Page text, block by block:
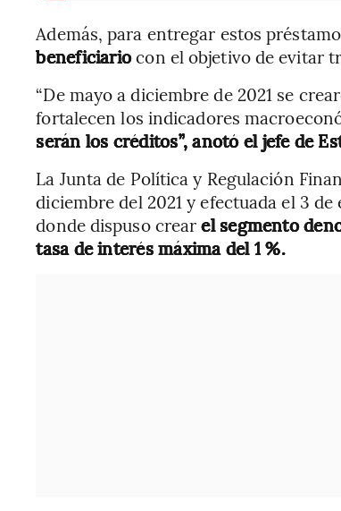
Además, para entregar estos
beneficiariocon el objetivo de evitar
“De mayo a diciembre de 2021 se
fortalecen los indicadores
serán los créditos”, anotó el jefe de
La Junta de Política y Regulación
diciembre del 2021 y efectuada el 3
donde dispuso crearel segmento
tasa de interés máxima del 1 %.